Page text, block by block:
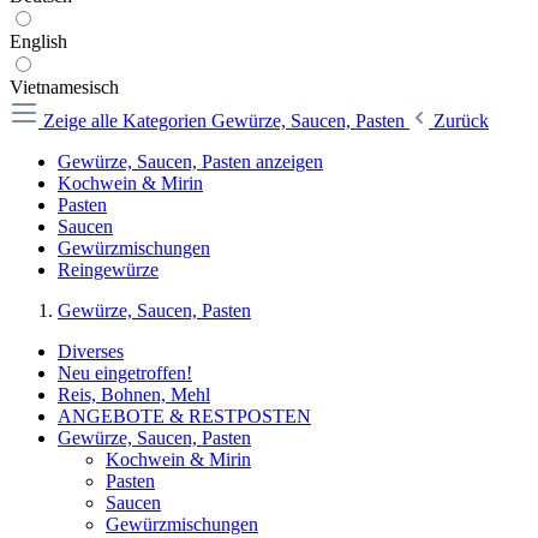
English
Vietnamesisch
Zeige alle Kategorien Gewürze, Saucen, Pasten
Zurück
Gewürze, Saucen, Pasten anzeigen
Kochwein & Mirin
Pasten
Saucen
Gewürzmischungen
Reingewürze
Gewürze, Saucen, Pasten
Diverses
Neu eingetroffen!
Reis, Bohnen, Mehl
ANGEBOTE & RESTPOSTEN
Gewürze, Saucen, Pasten
Kochwein & Mirin
Pasten
Saucen
Gewürzmischungen